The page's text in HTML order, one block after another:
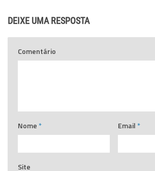
DEIXE UMA RESPOSTA
Comentário
Nome * Email *
Site